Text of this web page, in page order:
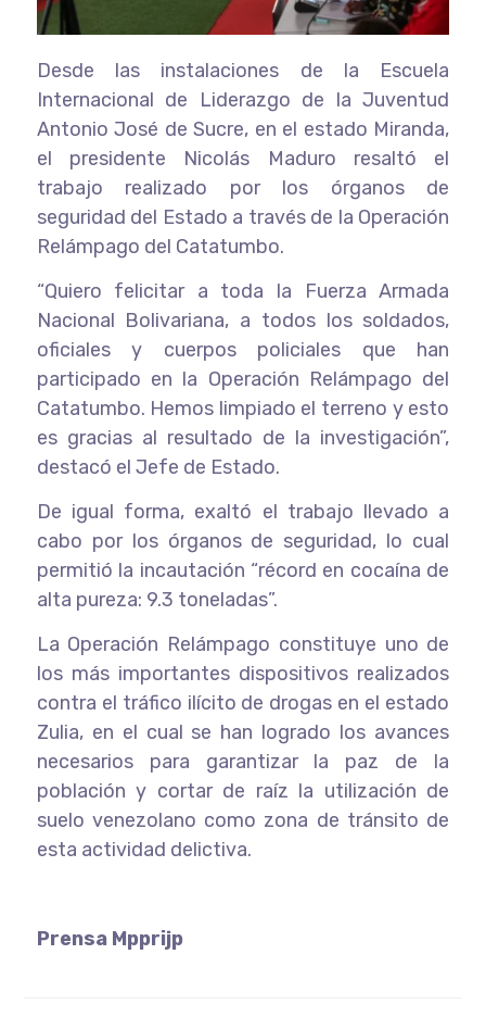
Desde las instalaciones de la Escuela
Internacional de Liderazgo de la Juventud
Antonio José de Sucre, en el estado Miranda,
el presidente Nicolás Maduro resaltó el
trabajo realizado por los órganos de
seguridad del Estado a través de la Operación
Relámpago del Catatumbo.
“Quiero felicitar a toda la Fuerza Armada
Nacional Bolivariana, a todos los soldados,
oficiales y cuerpos policiales que han
participado en la Operación Relámpago del
Catatumbo. Hemos limpiado el terreno y esto
es gracias al resultado de la investigación”,
destacó el Jefe de Estado.
De igual forma, exaltó el trabajo llevado a
cabo por los órganos de seguridad, lo cual
permitió la incautación “récord en cocaína de
alta pureza: 9.3 toneladas”.
La Operación Relámpago constituye uno de
los más importantes dispositivos realizados
contra el tráfico ilícito de drogas en el estado
Zulia, en el cual se han logrado los avances
necesarios para garantizar la paz de la
población y cortar de raíz la utilización de
suelo venezolano como zona de tránsito de
esta actividad delictiva.
Prensa Mpprijp